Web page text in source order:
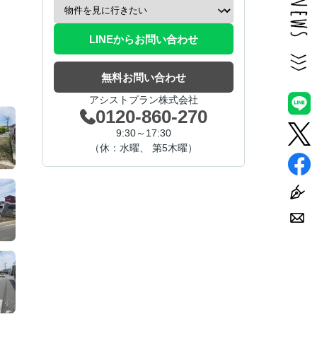
LINEからお問い合わせ
無料お問い合わせ
アシストプラン株式会社
0120-860-270
9:30～17:30
（休：水曜、 第5木曜）